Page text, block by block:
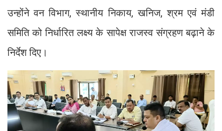
उन्होंने वन विभाग, स्थानीय निकाय, खनिज, श्रम एवं मंडी
समिति को निर्धारित लक्ष्य के सापेक्ष राजस्व संग्रहण बढ़ाने के
निर्देश दिए।